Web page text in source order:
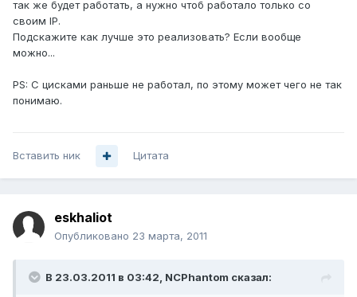
так же будет работать, а нужно чтоб работало только со
своим IP.
Подскажите как лучше это реализовать? Если вообще
можно...
PS: С цисками раньше не работал, по этому может чего не так
понимаю.
Вставить ник Цитата
eskhaliot
Опубликовано 23 марта, 2011
В 23.03.2011 в 03:42, NCPhantom сказал: